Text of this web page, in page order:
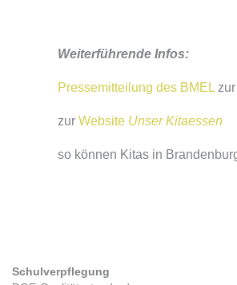
Weiterführende Infos:
Pressemitteilung des BMEL
zur Website Unser Kitaessen
so können Kitas in
Schulverpflegung